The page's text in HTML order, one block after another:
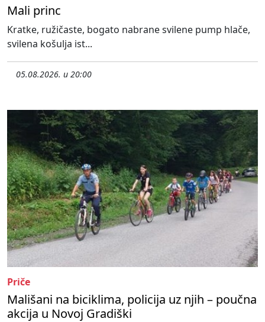
Mali princ
Kratke, ružičaste, bogato nabrane svilene pump hlače,
svilena košulja ist...
05.08.2026. u 20:00
Priče
Mališani na biciklima, policija uz njih – poučna
akcija u Novoj Gradiški